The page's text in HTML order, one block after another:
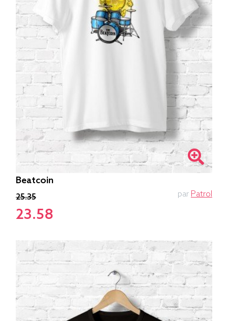
Beatcoin
25.35
23.58
par Patrol